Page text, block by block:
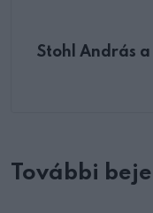
Stohl András
További